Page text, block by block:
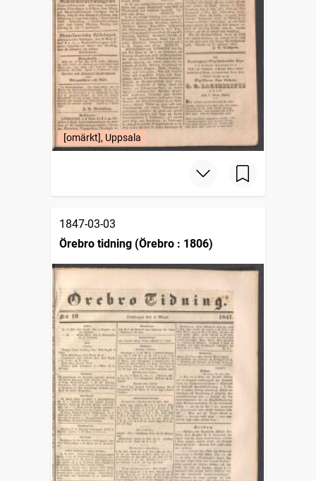
[omärkt], Uppsala
1847-03-03
Örebro tidning (Örebro : 1806)